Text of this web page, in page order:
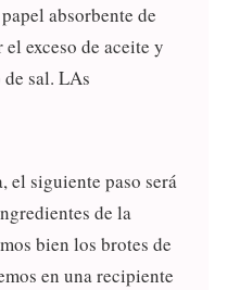
absorbente de
exceso de aceite y
sal. LAs
el siguiente paso será
de la
bien los brotes de
en una recipiente